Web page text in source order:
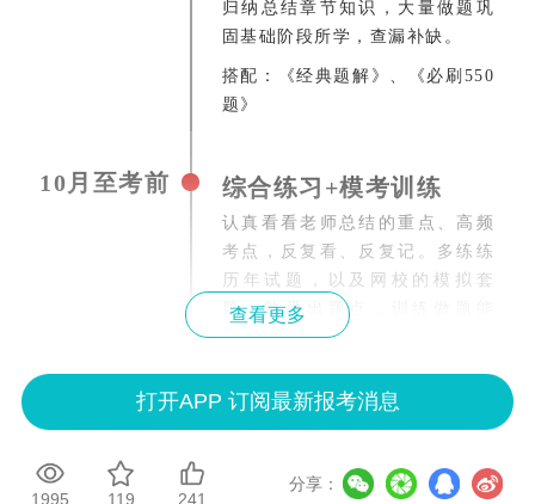
归纳总结章节知识，大量做题巩
固基础阶段所学，查漏补缺。
搭配：《经典题解》、《必刷550
题》
10月至考前 综合练习+模考训练
认真看看 老师总结的重点、高频
考点，反复看、反复记。多练练
历年试题，以及网校的模拟套
题，熟悉出题点，训练做题能
力，培养考试思维。
搭配：《必刷550题》、《8套模
拟试卷》
基础阶段怎么听课？
查看更多
打开APP 订阅最新报考消息
1995 119 241
分享：